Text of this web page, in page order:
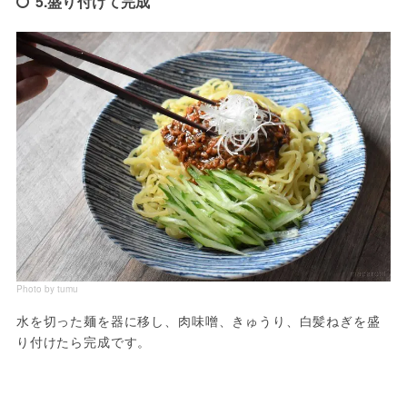
Photo by tumu
水を切った麺を器に移し、肉味噌、きゅうり、白髪ねぎを盛
り付けたら完成です。